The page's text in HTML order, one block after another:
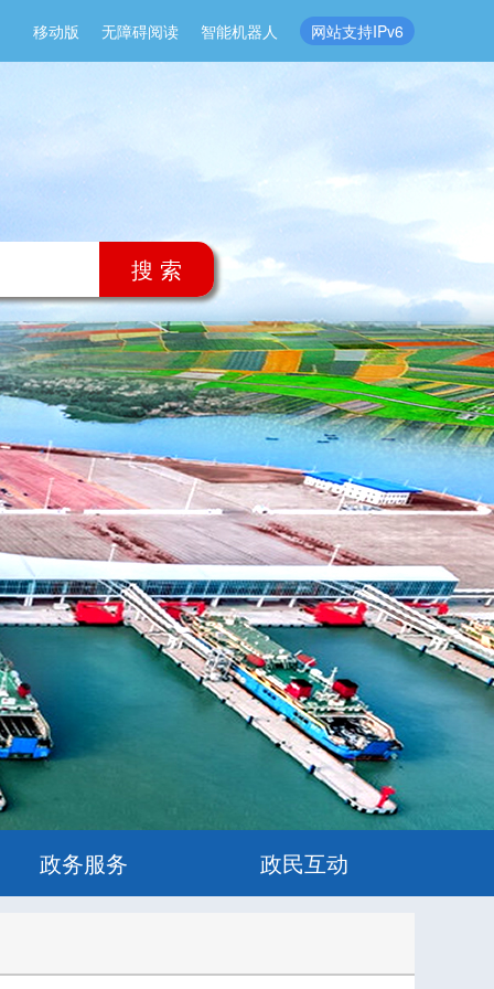
网站支持IPv6
移动版 无障碍阅读 智能机器人
搜 索
政务服务 政民互动